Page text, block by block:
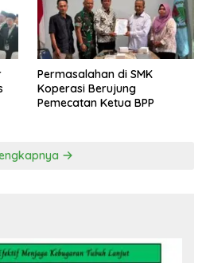
Permasalahan di SMK
Koperasi Berujung
Pemecatan Ketua BPP